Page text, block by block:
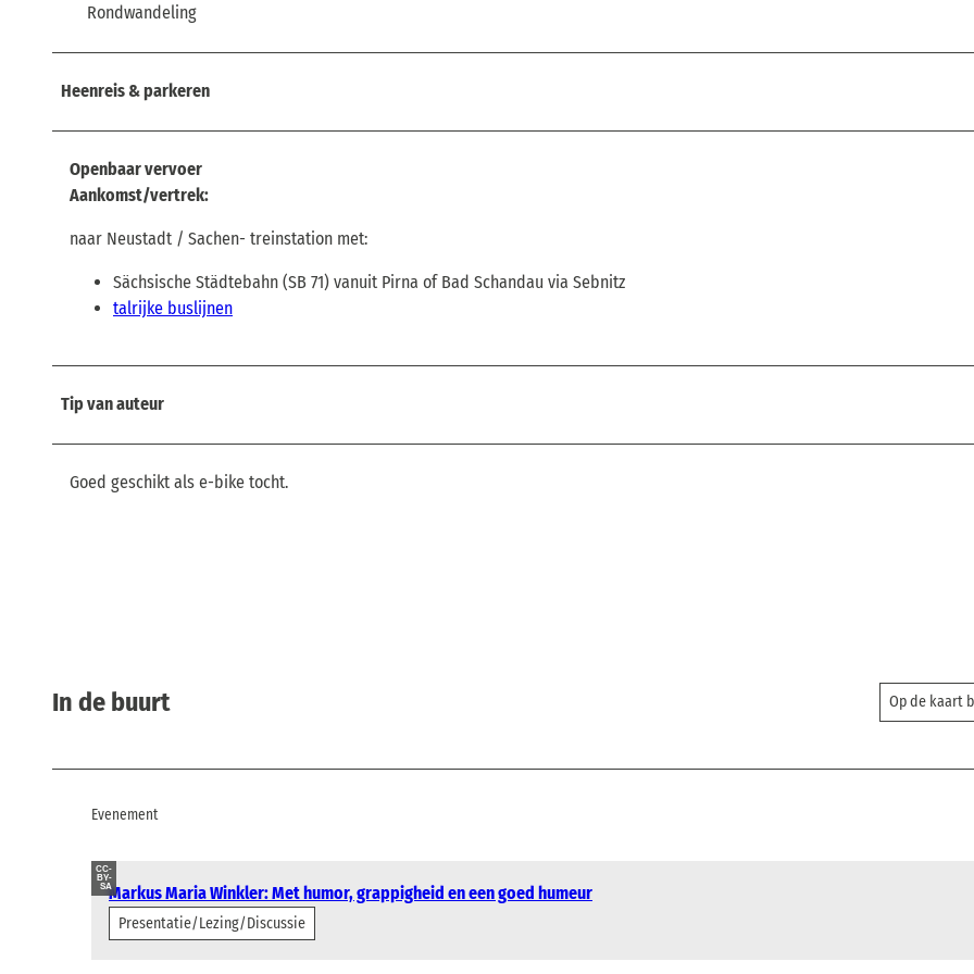
Rondwandeling
Heenreis & parkeren
Openbaar vervoer
Aankomst/vertrek:
naar Neustadt / Sachen- treinstation met:
Sächsische Städtebahn (SB 71) vanuit Pirna of Bad Schandau via Sebnitz
talrijke buslijnen
Tip van auteur
Goed geschikt als e-bike tocht.
In de buurt Op de kaart
Evenement
CC-
BY-
SAMarkus Maria Winkler: Met humor, grappigheid en een goed humeur
Presentatie/Lezing/Discussie